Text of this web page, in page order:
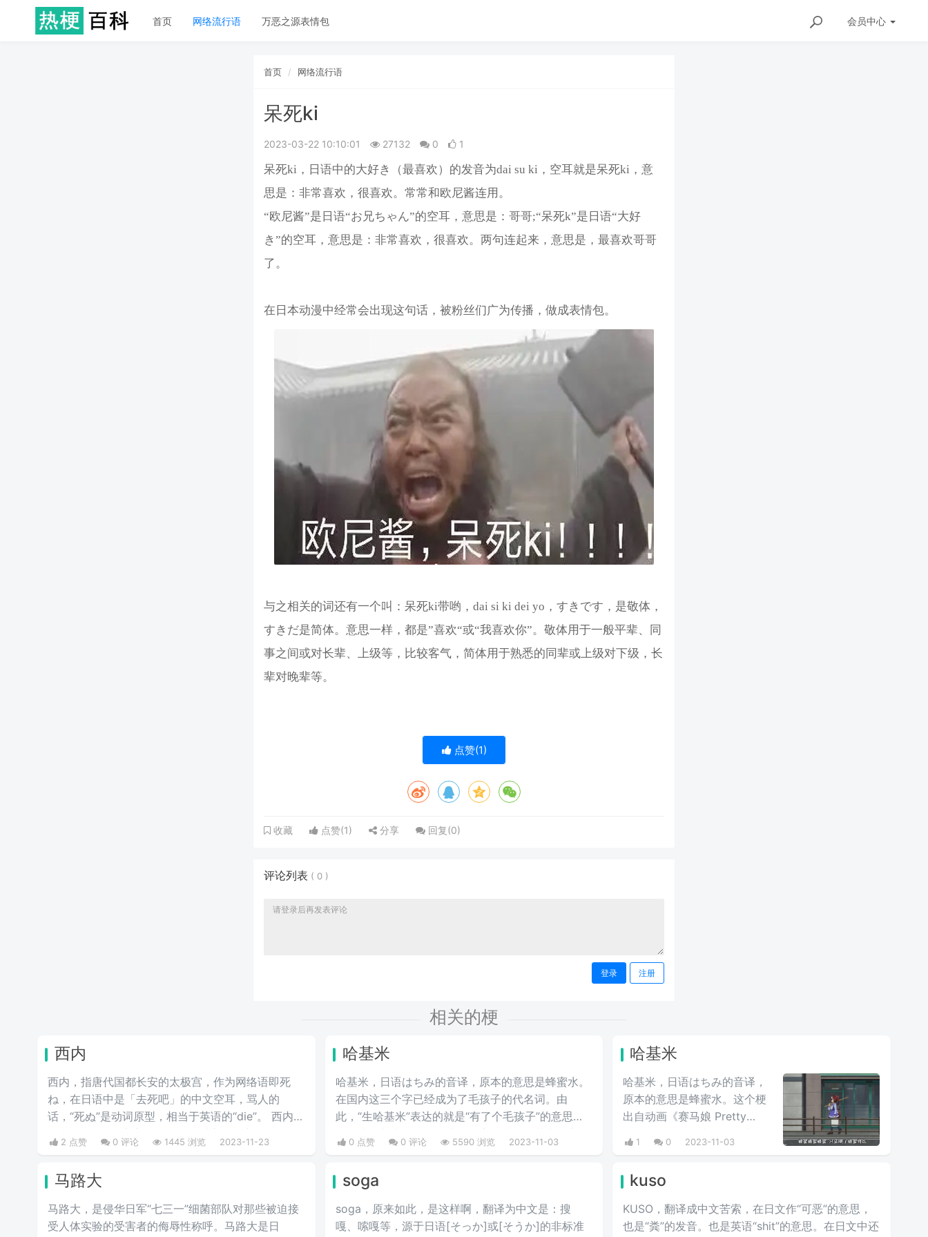
首页 网络流行语 万恶之源表情包 会员中心
首页 网络流行语
呆死ki
2023-03-22 10:10:01 27132 0 1
呆死ki，日语中的大好き（最喜欢）的发音为dai su ki，空耳就是呆死ki，意
思是：非常喜欢，很喜欢。常常和欧尼酱连用。
“欧尼酱”是日语“お兄ちゃん”的空耳，意思是：哥哥;“呆死k”是日语“大好
き”的空耳，意思是：非常喜欢，很喜欢。两句连起来，意思是，最喜欢哥哥
了。
在日本动漫中经常会出现这句话，被粉丝们广为传播，做成表情包。
与之相关的词还有一个叫：呆死ki带哟，dai si ki dei yo，すきです，是敬体，
すきだ是简体。意思一样，都是”喜欢“或“我喜欢你”。敬体用于一般平辈、同
事之间或对长辈、上级等，比较客气，简体用于熟悉的同辈或上级对下级，长
辈对晚辈等。
点赞(1)
收藏 点赞(1) 分享 回复(0)
评论列表 ( 0 )
登录 注册
相关的梗
西内
西内，指唐代国都长安的太极宫，作为网络语即死
ね，在日语中是「去死吧」的中文空耳，骂人的
话，“死ぬ”是动词原型，相当于英语的“die”。 西内=
人在日常生活中对自己说西内，那么就表示其他人在
2 点赞 0 评论 1445 浏览 2023-11-23
哈基米
哈基米，日语はちみ的音译，原本的意思是蜂蜜水。
在国内这三个字已经成为了毛孩子的代名词。由
此，“生哈基米”表达的就是“有了个毛孩子”的意思。
是哈基米。所以生了个哈基米一般来说就是生了个女
0 点赞 0 评论 5590 浏览 2023-11-03
哈基米
哈基米，日语はちみ的音译，
原本的意思是蜂蜜水。这个梗
出自动画《赛马娘 Pretty
哈基米这首歌，里面不断重复
着“哈基米”，因为曲调魔性而
洗脑，加之主人公可爱的性格
1 0 2023-11-03
马路大
马路大，是侵华日军“七三一”细菌部队对那些被迫接
受人体实验的受害者的侮辱性称呼。马路大是日
soga
soga，原来如此，是这样啊，翻译为中文是：搜
嘎、嗦嘎等，源于日语[そっか]或[そうか]的非标准
kuso
KUSO，翻译成中文苦索，在日文作“可恶”的意思，
也是“粪”的发音。也是英语“shit”的意思。在日文中还